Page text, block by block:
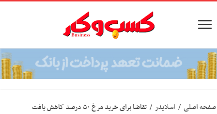
صفحه اصلی / اسلایدر / تقاضا برای خرید مرغ ۵۰ درصد کاهش یافت